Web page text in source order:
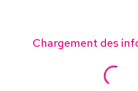
Chargement des